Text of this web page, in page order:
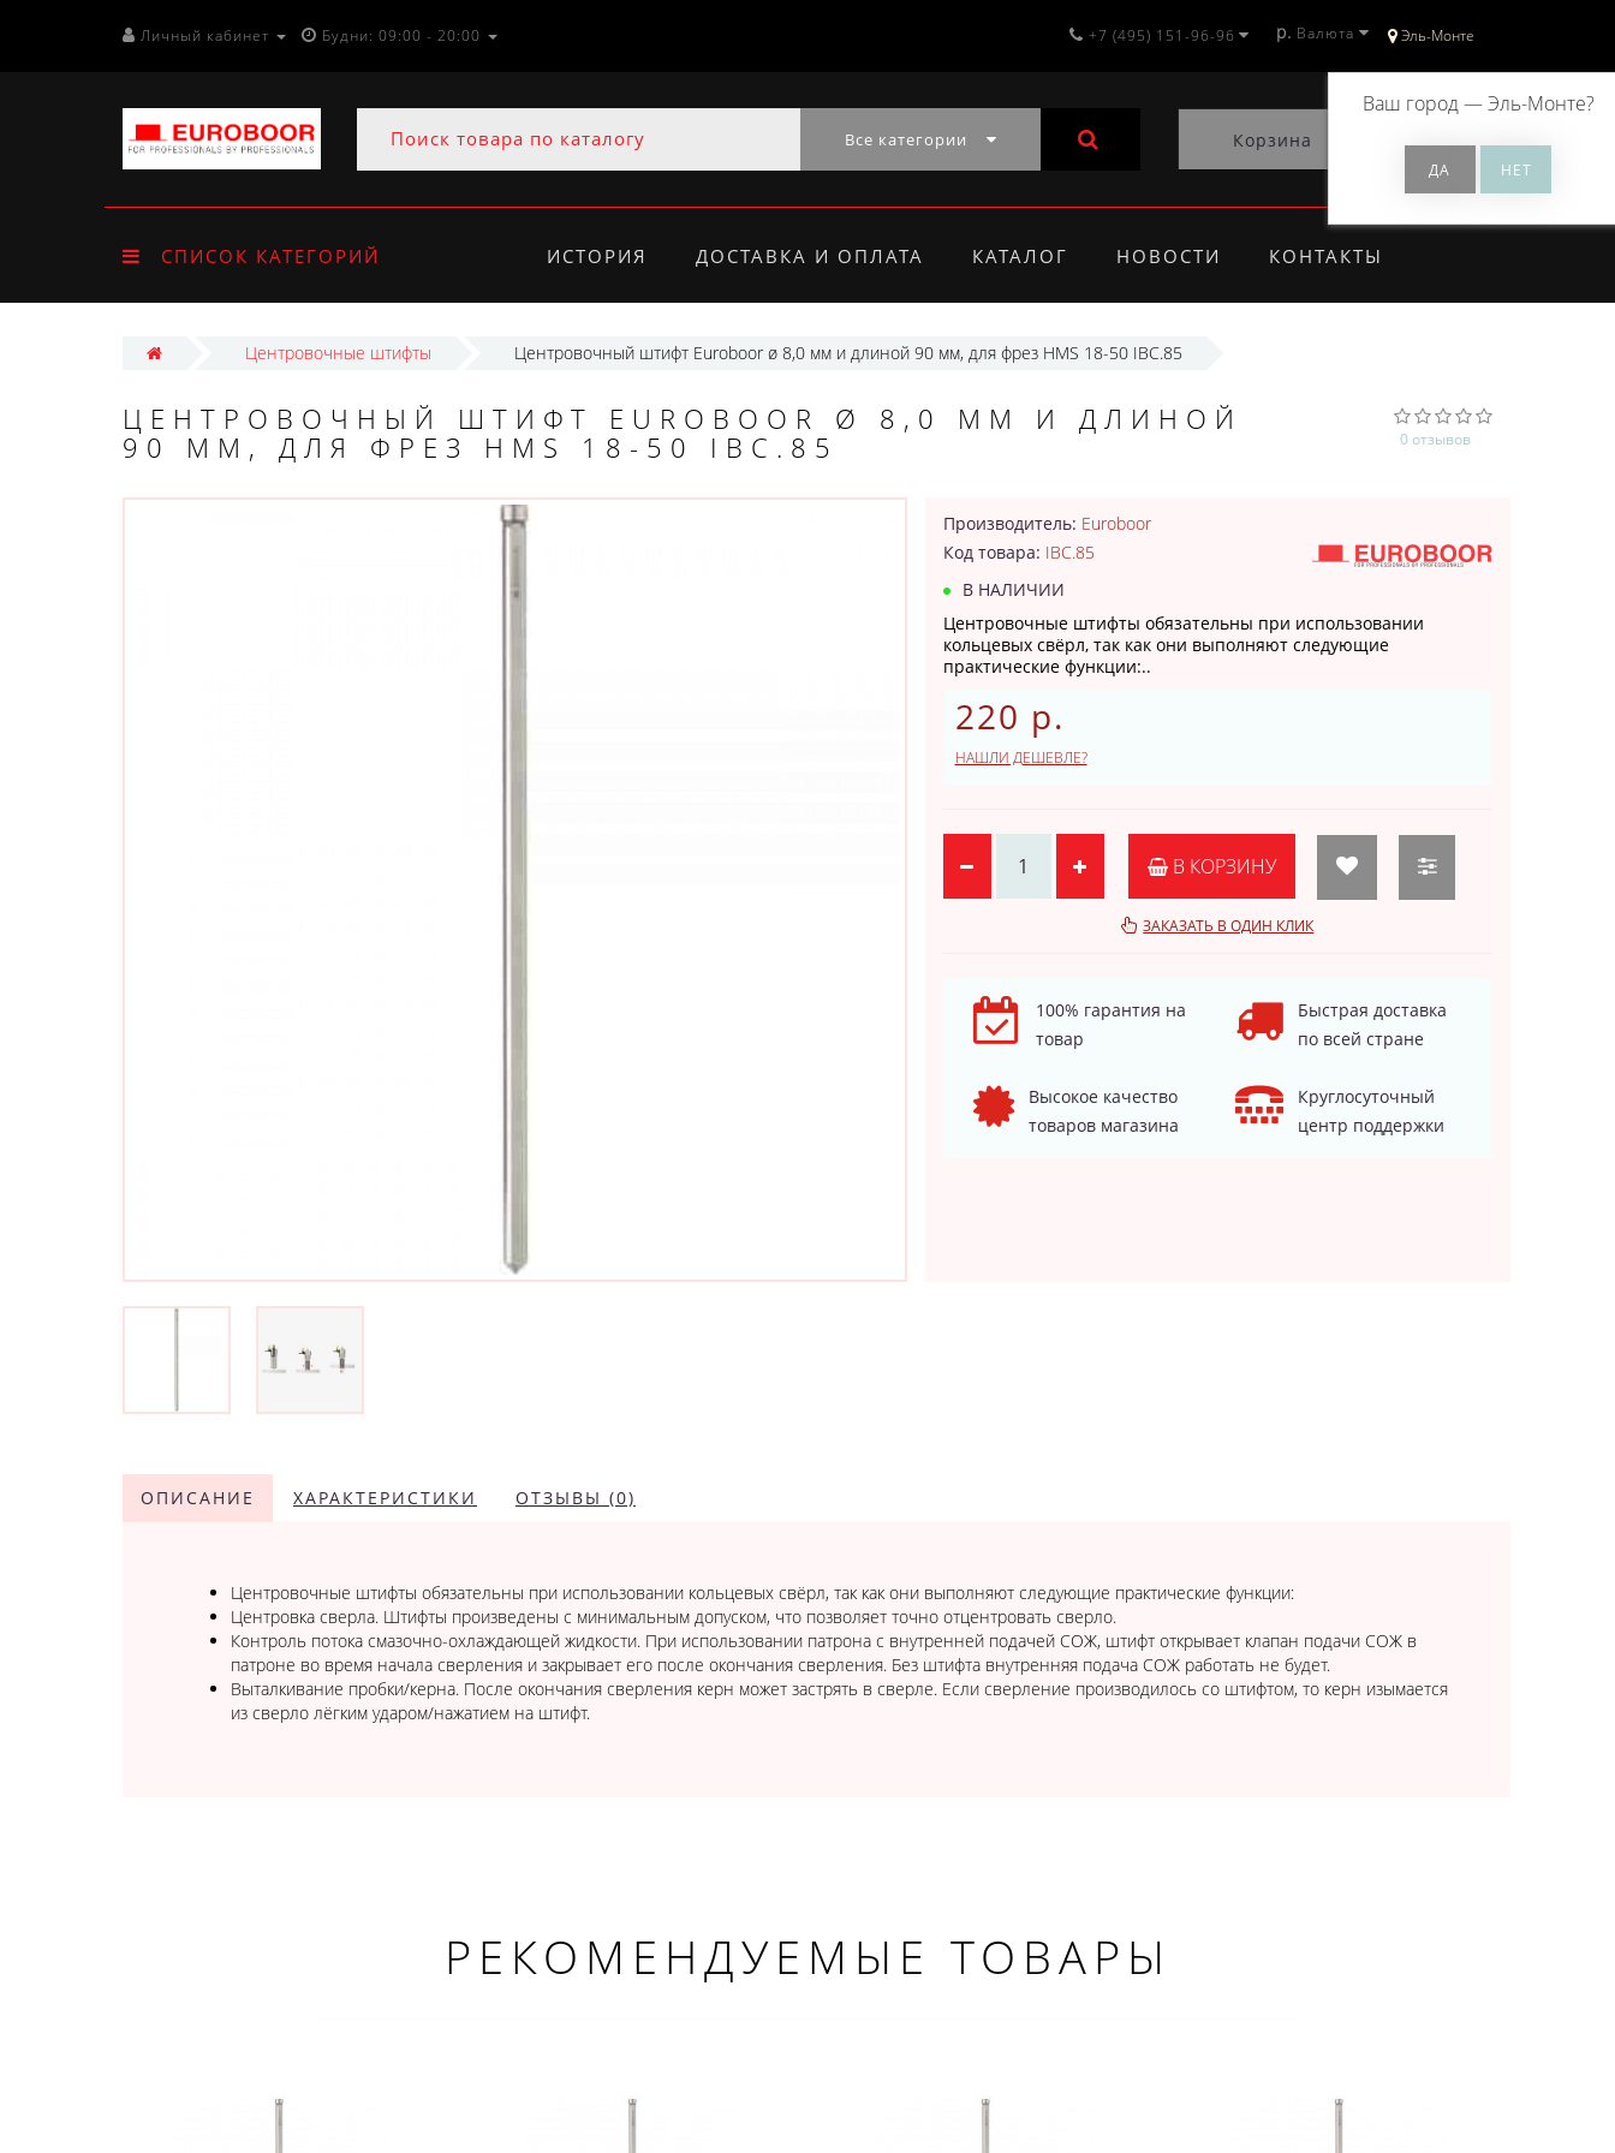
ДОБРО ПОЖАЛОВАТЬ!
Личный кабинет Будни: 09:00 - 20:00 Эль-Монте
Ваш город —Эль-Монте?
+7 (495) 151-96-96 р. Валюта
Все категории Корзина 0
СПИСОК КАТЕГОРИЙ ИСТОРИЯ ДОСТАВКА И ОПЛАТА КАТАЛОГ НОВОСТИ КОНТАКТЫ
Центровочные штифты Центровочный штифт Euroboor ø 8,0 мм и длиной 90 мм, для фрез HMS 18-50 IBC.85
ЦЕНТРОВОЧНЫЙ ШТИФТ EUROBOOR Ø 8,0 ММ И ДЛИНОЙ
90 ММ, ДЛЯ ФРЕЗ HMS 18-50 IBC.85
0 отзывов
Производитель: Euroboor
Код товара: IBC.85
В НАЛИЧИИ
Центровочные штифты обязательны при использовании
кольцевых свёрл, так как они выполняют следующие
практические функции:..
220 р.
НАШЛИ ДЕШЕВЛЕ?
В КОРЗИНУ
ЗАКАЗАТЬ В ОДИН КЛИК
100% гарантия на
товар
Быстрая доставка
по всей стране
Высокое качество
товаров магазина
Круглосуточный
центр поддержки
ОПИСАНИЕ ХАРАКТЕРИСТИКИ ОТЗЫВЫ (0)
Центровочные штифты обязательны при использовании кольцевых свёрл, так как они выполняют следующие практические функции:
Центровка сверла. Штифты произведены с минимальным допуском, что позволяет точно отцентровать сверло.
Контроль потока смазочно-охлаждающей жидкости. При использовании патрона с внутренней подачей СОЖ, штифт открывает клапан подачи СОЖ в
патроне во время начала сверления и закрывает его после окончания сверления. Без штифта внутренняя подача СОЖ работать не будет.
Выталкивание пробки/керна. После окончания сверления керн может застрять в сверле. Если сверление производилось со штифтом, то керн изымается
из сверло лёгким ударом/нажатием на штифт.
РЕКОМЕНДУЕМЫЕ ТОВАРЫ